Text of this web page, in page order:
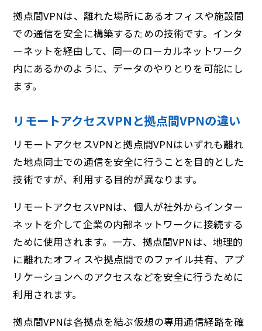
拠点間VPNは、離れた場所にあるオフィスや施設間
での通信を安全に構築するための技術です。インタ
ーネットを経由して、同一のローカルネットワーク
内にあるかのように、データのやりとりを可能にし
ます。
リモートアクセスVPNと拠点間VPNの違い
リモートアクセスVPNと拠点間VPNはいずれも離れ
た地点同士での通信を安全に行うことを目的とした
技術ですが、利用する目的が異なります。
リモートアクセスVPNは、個人が社外からインター
ネットを介して企業の内部ネットワークに接続する
ために使用されます。一方、拠点間VPNは、地理的
に離れたオフィスや拠点間でのファイル共有、アプ
リケーションへのアクセスなどを安全に行うために
利用されます。
拠点間VPNは各拠点を結ぶ仮想の専用通信経路を確